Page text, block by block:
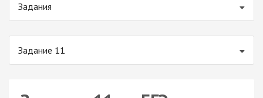
Задания
Задание 11